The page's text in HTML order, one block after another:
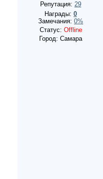
Репутация: 29
Награды: 0
Замечания: 0%
Статус: Offline
Город: Самара